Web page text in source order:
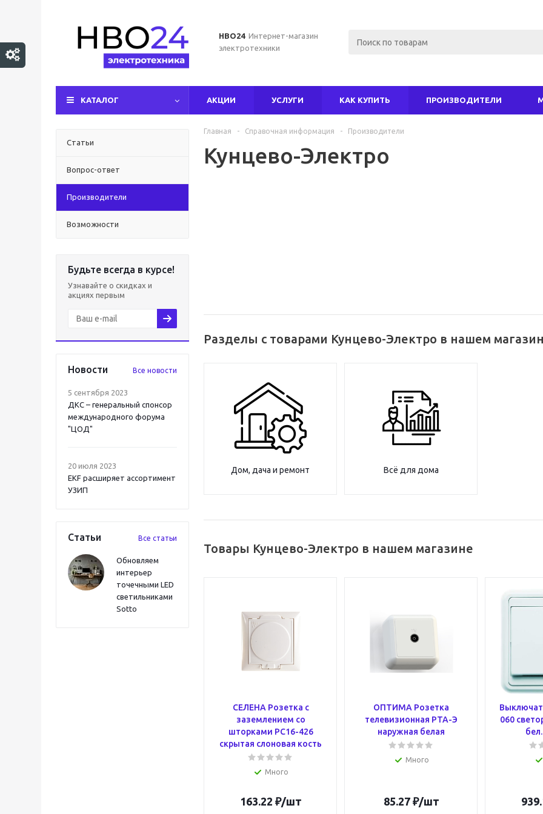
НВО24 Интернет-магазин
электротехники
КАТАЛОГ АКЦИИ УСЛУГИ КАК КУПИТЬ ПРОИЗВОДИТЕЛИ
Статьи
Вопрос-ответ
Производители
Возможности
Будьте всегда в курсе!
Узнавайте о скидках и
акциях первым
Новости Все новости
5 сентября 2023
ДКС – генеральный спонсор
международного форума
"ЦОД"
20 июля 2023
EKF расширяет ассортимент
УЗИП
Статьи Все статьи
Обновляем
интерьер
точечными LED
светильниками
Sotto
Главная - Справочная информация - Производители
Кунцево-Электро
Разделы с товарами Кунцево-Электро в нашем
Дом, дача и ремонт Всё для дома
Товары Кунцево-Электро в нашем магазине
СЕЛЕНА Розетка с
заземлением со
шторками РС16-426
скрытая слоновая кость
Много
163.22 ₽/шт
ОПТИМА Розетка
телевизионная РТА-Э
наружная белая
Много
85.27₽/шт
060